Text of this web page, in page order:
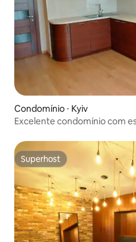
Condomínio ⋅ Kyiv
Excelente condomínio com
Superhost
Superhost